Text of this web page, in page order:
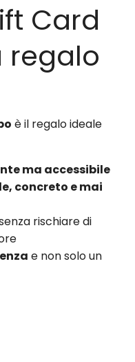
Card
regalo
è il regalo ideale
ma accessibile
concreto e mai
rischiare di
e non solo un